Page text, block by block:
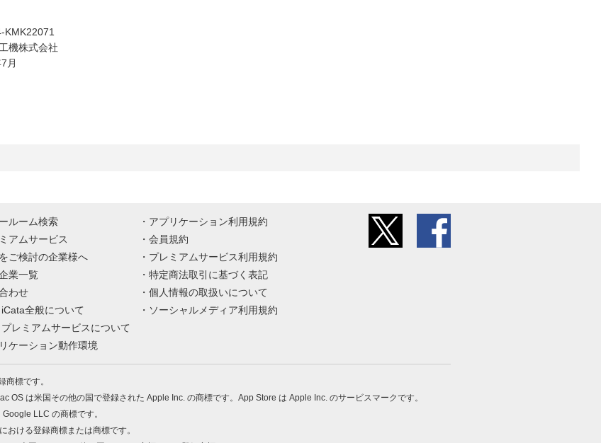
機株式会社
月
ルーム検索
アムサービス
ご検討の企業様へ
業一覧
わせ
全般について
プレミアムサービスについて
ケーション動作環境
アプリケーション利用規約
会員規約
プレミアムサービス利用規約
特定商法取引に基づく表記
個人情報の取扱いについて
ソーシャルメディア利用規約
商標です。
OS は米国その他の国で登録された Apple Inc. の商標です。App Store は Apple Inc. のサービスマークです。
LLC の商標です。
おける登録商標または商標です。